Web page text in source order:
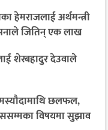
हेमराजलाई अर्थमन्त्री
जितिन् एक लाख
शेरबहादुर देउवाले
छलफल,
विषयमा सुझाव